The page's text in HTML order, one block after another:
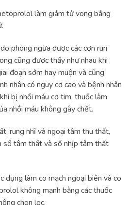
làm giảm tử vong bằng
phòng ngừa được các cơn run
cũng được thấy như nhau khi
đoạn sớm hay muộn và cũng
nhân có nguy cơ cao và bệnh nhân
bị nhồi máu cơ tim, thuốc làm
nhồi máu không gây chết.
rung nhĩ và ngoại tâm thu thất,
tâm thất và số nhịp tâm thất
dụng làm co mạch ngoại biên và co
không mạnh bằng các thuốc
chọn lọc.